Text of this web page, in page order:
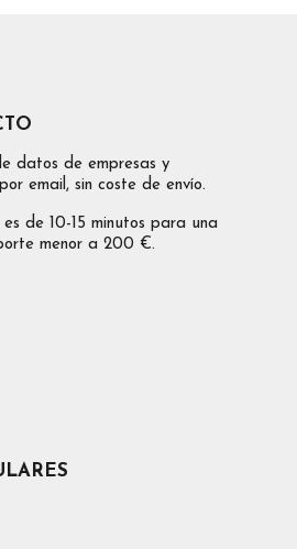
datos de empresas y
email, sin coste de envío.
de 10-15 minutos para una
menor a 200 €.